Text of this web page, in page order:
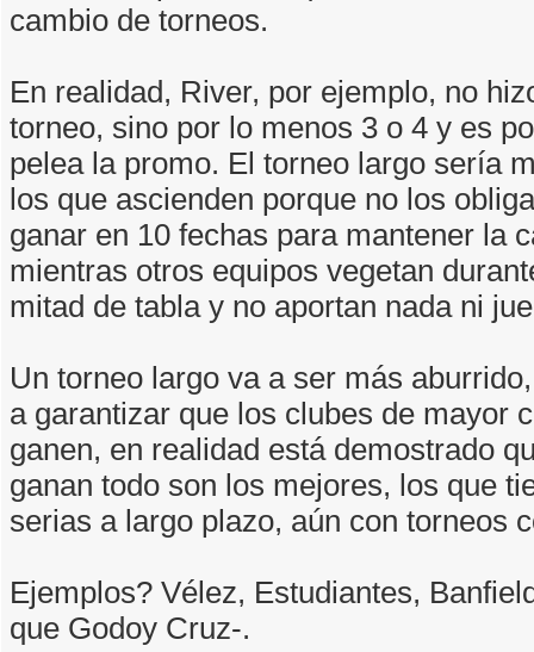
cambio de torneos.
En realidad, River, por ejemplo, no
torneo, sino por lo menos 3 o 4 y es
pelea la promo. El torneo largo sería
los que ascienden porque no los
ganar en 10 fechas para mantener la
mientras otros equipos vegetan
mitad de tabla y no aportan nada ni
Un torneo largo va a ser más
a garantizar que los clubes de mayor
ganen, en realidad está demostrado
ganan todo son los mejores, los que
serias a largo plazo, aún con torneos
Ejemplos? Vélez, Estudiantes,
que Godoy Cruz-.